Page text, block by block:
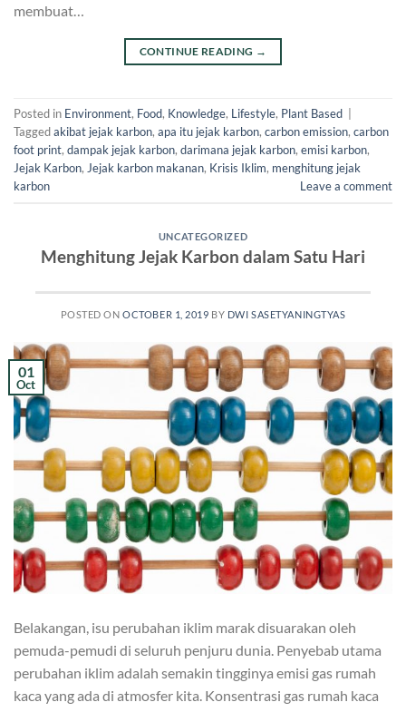
membuat…
CONTINUE READING →
Posted in Environment, Food, Knowledge, Lifestyle, Plant Based
Taggedakibat jejak karbon, apa itu jejak karbon, carbon emission, carbon
foot print, dampak jejak karbon, darimana jejak karbon, emisi karbon,
Jejak Karbon, Jejak karbon makanan, Krisis Iklim, menghitung jejak
karbon
Leave a comment
UNCATEGORIZED
Menghitung Jejak Karbon dalam Satu Hari
POSTED ONOCTOBER 1, 2019 BY DWI SASETYANINGTYAS
01
Oct
Belakangan, isu perubahan iklim marak disuarakan oleh
pemuda-pemudi di seluruh penjuru dunia. Penyebab utama
perubahan iklim adalah semakin tingginya emisi gas rumah
kaca yang ada di atmosfer kita. Konsentrasi gas rumah kaca